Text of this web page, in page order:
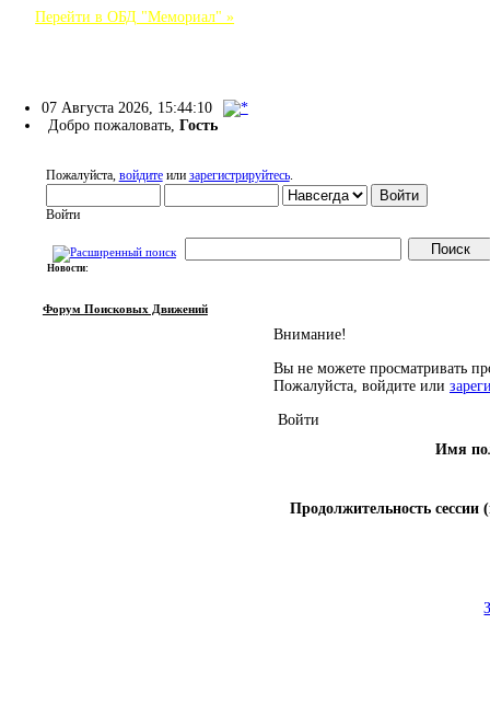
Перейти в ОБД "Мемориал" »
07 Августа 2026, 15:44:10
Добро пожаловать,Гость
Пожалуйста, войдитеили зарегистрируйтесь.
Войти
Новости:
Форум Поисковых Движений
Внимание!
Вы не можете просматривать
Пожалуйста, войдите или
Войти
Имя
Продолжительность сессии